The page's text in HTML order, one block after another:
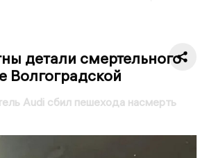
детали смертельного
Волгоградской
Audi сбил пешехода насмерть